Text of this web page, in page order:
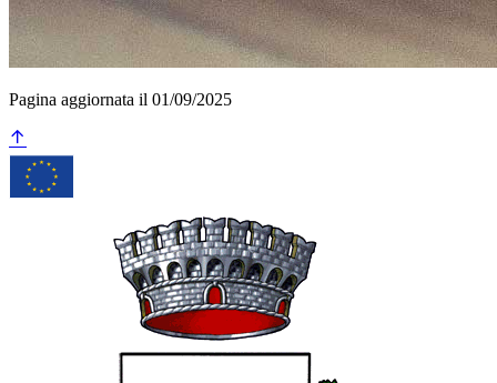
Pagina aggiornata il 01/09/2025